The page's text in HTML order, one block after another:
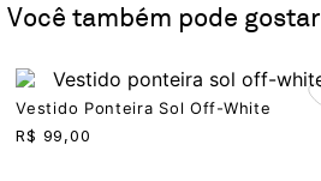
Você também pode gostar
Vestido Ponteira Sol Off-White
R$ 99,00